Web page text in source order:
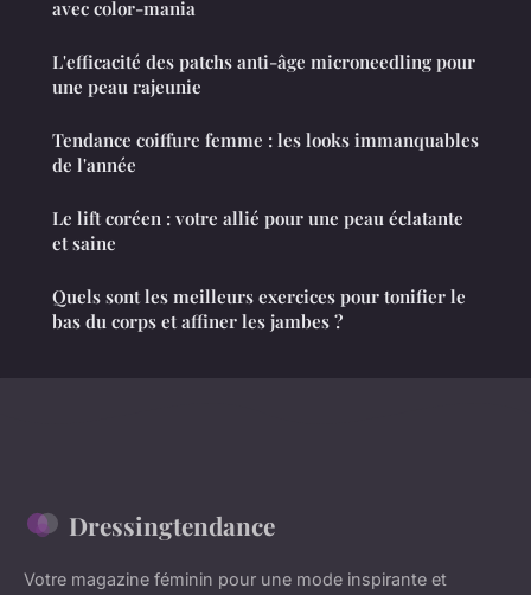
avec color-mania
L'efficacité des patchs anti-âge microneedling pour
une peau rajeunie
Tendance coiffure femme : les looks immanquables
de l'année
Le lift coréen : votre allié pour une peau éclatante
et saine
Quels sont les meilleurs exercices pour tonifier le
bas du corps et affiner les jambes ?
Dressingtendance
Votre magazine féminin pour une mode inspirante et